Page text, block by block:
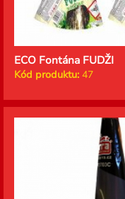
ECO Fontána FUDŽI
Kód produktu: 47